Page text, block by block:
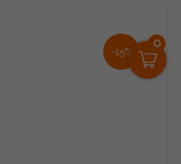
0
-15%